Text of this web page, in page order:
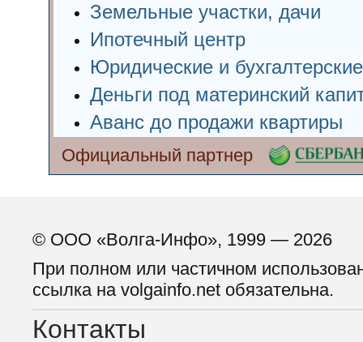
Земельные участки, дачи
Ипотечный центр
Юридические и
Деньги под материнский
Аванс до продажи квартиры
Официальный партнер
© ООО «Волга-Инфо», 1999 — 2026
При полном или частичном
ссылка на volgainfo.net обязательна.
Контакты